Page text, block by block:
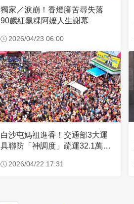
獨家／淚崩！香燈腳苦尋失落
90歲紅龜粿阿嬤人生謝幕
2026/04/23 06:00
白沙屯媽祖進香！交通部3大運
具聯防「神調度」疏運32.1萬創
2026/04/22 17:31